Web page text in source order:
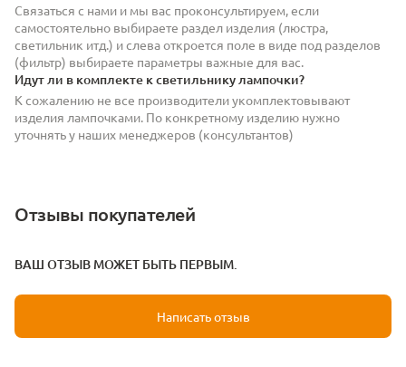
Связаться с нами и мы вас проконсультируем, если
самостоятельно выбираете раздел изделия (люстра,
светильник итд.) и слева откроется поле в виде под разделов
(фильтр) выбираете параметры важные для вас.
Идут ли в комплекте к светильнику лампочки?
К сожалению не все производители укомплектовывают
изделия лампочками. По конкретному изделию нужно
уточнять у наших менеджеров (консультантов)
Отзывы покупателей
ВАШ ОТЗЫВ МОЖЕТ БЫТЬ ПЕРВЫМ.
Написать отзыв